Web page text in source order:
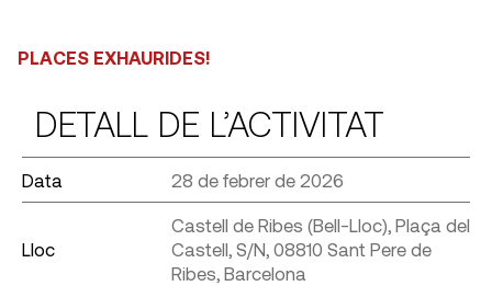
PLACES EXHAURIDES!
DETALL DE L’ACTIVITAT
Data 28 de febrer de 2026
Lloc
Castell de Ribes (Bell-Lloc), Plaça del
Castell, S/N, 08810 Sant Pere de
Ribes, Barcelona